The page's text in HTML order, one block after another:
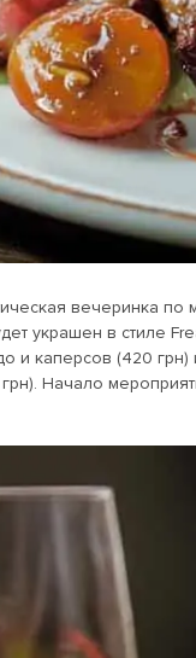
вечеринка по
украшен в стиле
и каперсов (420
Начало